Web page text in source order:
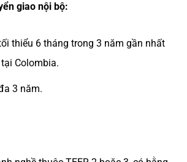
giao nội bộ:
thiểu 6 tháng trong 3 năm gần nhất
Colombia.
3 năm.